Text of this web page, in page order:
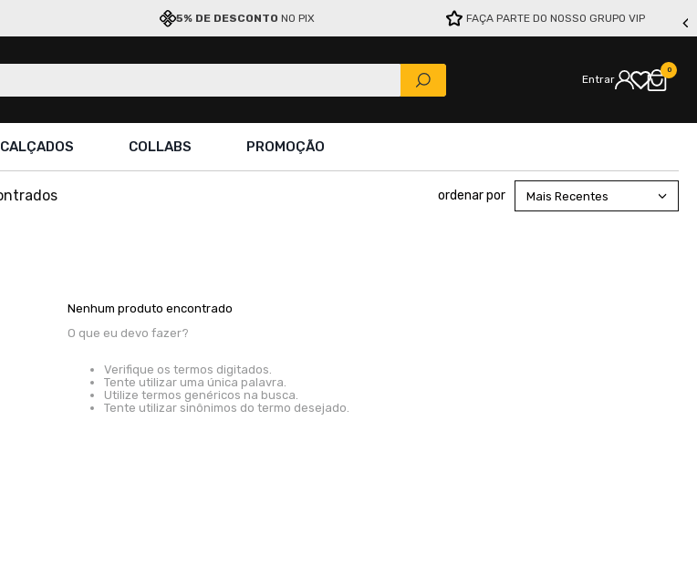
5% DE DESCONTO NO PIX FAÇA PARTE DO NOSSO GRUPO VIP
Entrar
0
CALÇADOS COLLABS PROMOÇÃO
Mais Recentes
Nenhum produto encontrado
O que eu devo fazer?
Verifique os termos digitados.
Tente utilizar uma única palavra.
Utilize termos genéricos na busca.
Tente utilizar sinônimos do termo desejado.